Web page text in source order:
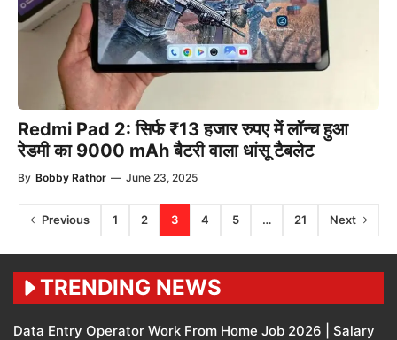
Redmi Pad 2: सिर्फ ₹13 हजार रुपए में लॉन्च हुआ
रेडमी का 9000 mAh बैटरी वाला धांसू टैबलेट
By Bobby Rathor — June 23, 2025
Previous 1 2 3 4 5 … 21 Next
TRENDING NEWS
Data Entry Operator Work From Home Job 2026 | Salary